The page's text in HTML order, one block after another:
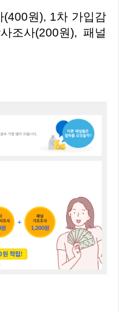
(400원), 1차 가입감
조사(200원), 패널